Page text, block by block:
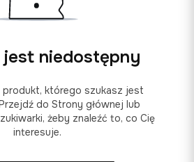
jest niedostępny
produkt, którego szukasz jest
do Strony głównej lub
żeby znaleźć to, co Cię
interesuje.